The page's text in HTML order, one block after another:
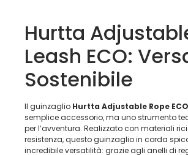
Hurtta
Leash ECO:
Sostenibile
Il guinzaglio Hurtta Adjustable Rope ECO
semplice accessorio, ma uno strumento
per l’avventura. Realizzato con materiali
resistenza, questo guinzaglio in corda
incredibile versatilità: grazie agli anelli di